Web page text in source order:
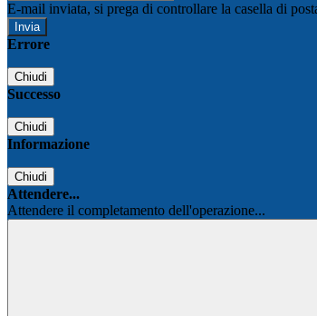
E-mail inviata, si prega di controllare la casella di
Errore
Chiudi
Successo
Chiudi
Informazione
Chiudi
Attendere...
Attendere il completamento dell'operazione...